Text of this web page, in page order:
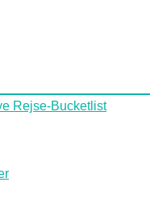
Rejse-Bucketlist